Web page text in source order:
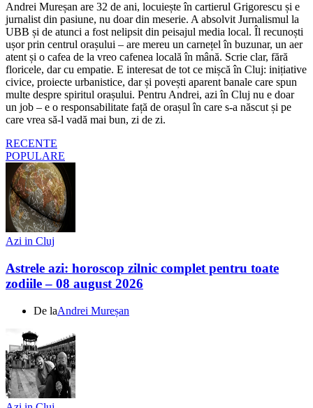
Andrei Mureșan are 32 de ani, locuiește în cartierul Grigorescu și e
jurnalist din pasiune, nu doar din meserie. A absolvit Jurnalismul la
UBB și de atunci a fost nelipsit din peisajul media local. Îl recunoști
ușor prin centrul orașului – are mereu un carnețel în buzunar, un aer
atent și o cafea de la vreo cafenea locală în mână. Scrie clar, fără
floricele, dar cu empatie. E interesat de tot ce mișcă în Cluj: inițiative
civice, proiecte urbanistice, dar și povești aparent banale care spun
multe despre spiritul orașului. Pentru Andrei, azi în Cluj nu e doar
un job – e o responsabilitate față de orașul în care s-a născut și pe
care vrea să-l vadă mai bun, zi de zi.
RECENTE
POPULARE
Azi in Cluj
Astrele azi: horoscop zilnic complet pentru toate
zodiile – 08 august 2026
De laAndrei Mureșan